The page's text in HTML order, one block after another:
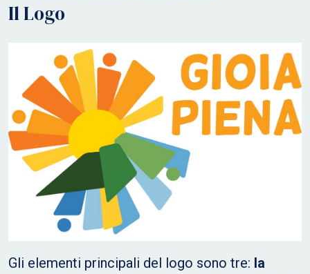
Il Logo
Gli elementi principali del logo sono tre: la